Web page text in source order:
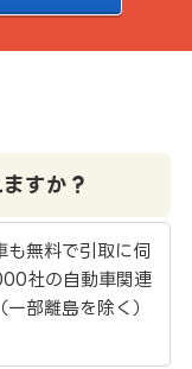
すか？
も無料で引取に伺
社の自動車関連
部離島を除く）